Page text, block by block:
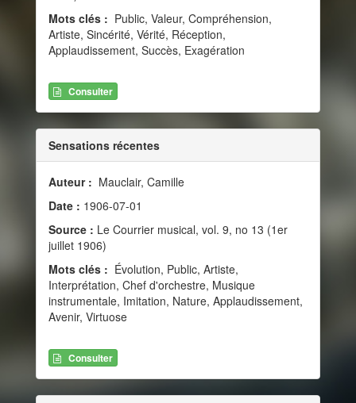
Mots clés : Public, Valeur, Compréhension,
Artiste, Sincérité, Vérité, Réception,
Applaudissement, Succès, Exagération
Consulter
Sensations récentes
Auteur : Mauclair, Camille
Date : 1906-07-01
Source : Le Courrier musical, vol. 9, no 13 (1er
juillet 1906)
Mots clés : Évolution, Public, Artiste,
Interprétation, Chef d'orchestre, Musique
instrumentale, Imitation, Nature, Applaudissement,
Avenir, Virtuose
Consulter